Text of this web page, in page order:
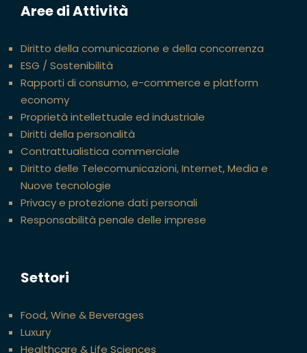
Aree di Attività
Diritto della comunicazione e della concorrenza
ESG / Sostenibilità
Rapporti di consumo, e-commerce e platform
economy
Proprietà intellettuale ed industriale
Diritti della personalità
Contrattualistica commerciale
Diritto delle Telecomunicazioni, Internet, Media e
Nuove tecnologie
Privacy e protezione dati personali
Responsabilità penale delle imprese
Settori
Food, Wine & Beverages
Luxury
Healthcare & Life Sciences